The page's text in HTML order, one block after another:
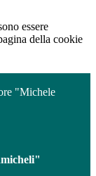
essere
della cookie
"Michele